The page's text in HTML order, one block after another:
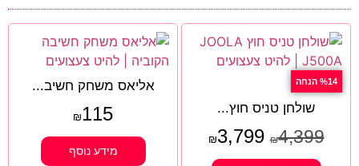
%14 הנחה
שולחן טניס חוץ...
₪4,399
₪3,799
אליאס משחק חשיב...
₪115
מידע נוסף